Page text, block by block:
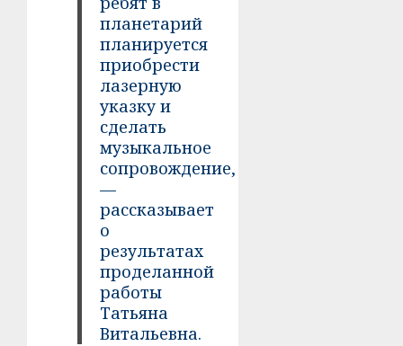
планетарий
планируется
приобрести
лазерную
указку и
сделать
музыкальное
сопровождение,
—
рассказывает
о
результатах
проделанной
работы
Татьяна
Витальевна.